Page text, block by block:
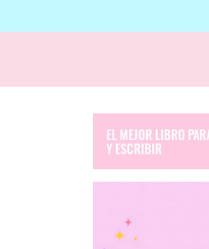
EL MEJOR LIBRO
Y ESCRIBIR